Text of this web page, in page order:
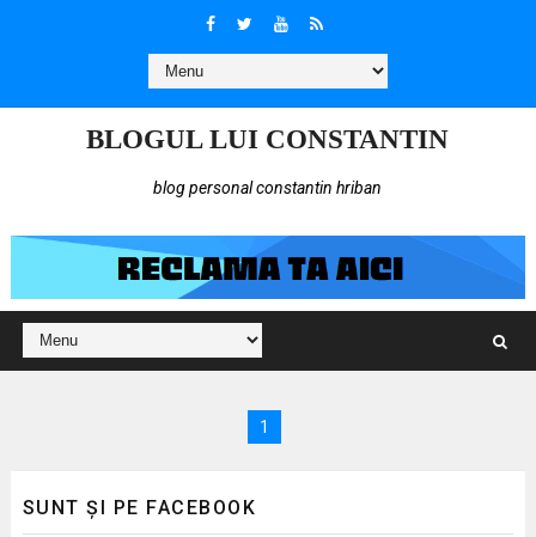
BLOGUL LUI CONSTANTIN
blog personal constantin hriban
1
SUNT ȘI PE FACEBOOK